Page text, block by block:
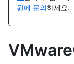
원에 문의하세요.